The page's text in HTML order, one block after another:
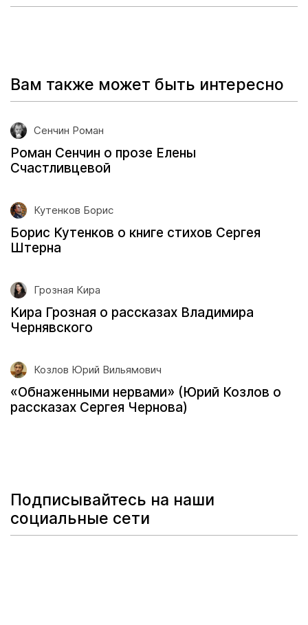
Вам также может быть интересно
Сенчин Роман
Роман Сенчин о прозе Елены
Счастливцевой
Кутенков Борис
Борис Кутенков о книге стихов Сергея
Штерна
Грозная Кира
Кира Грозная о рассказах Владимира
Чернявского
Козлов Юрий Вильямович
«Обнаженными нервами» (Юрий Козлов о
рассказах Сергея Чернова)
Подписывайтесь на наши
социальные сети